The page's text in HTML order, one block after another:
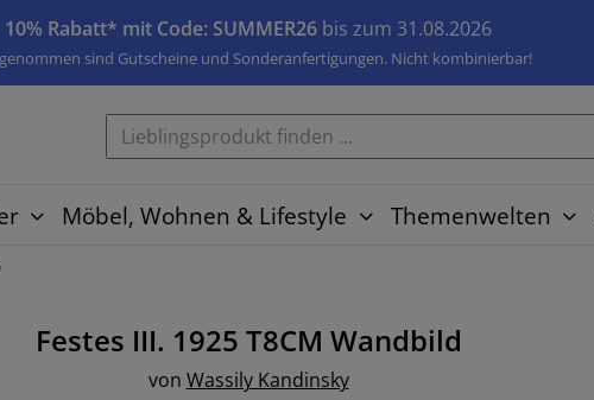
10% Rabatt* mit Code: SUMMER26 bis zum 31.08.2026
sind Gutscheine und Sonderanfertigungen. Nicht kombinierbar!
Möbel, Wohnen & Lifestyle Themenwelten
Festes III. 1925 T8CM Wandbild
von Wassily Kandinsky